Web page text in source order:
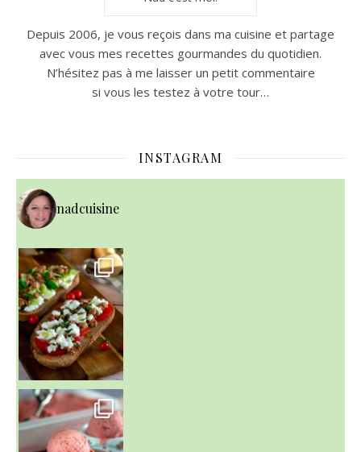
Depuis 2006, je vous reçois dans ma cuisine et partage
avec vous mes recettes gourmandes du quotidien.
N’hésitez pas à me laisser un petit commentaire
si vous les testez à votre tour…
INSTAGRAM
nadcuisine
~ NICE CREAM À LA FRAISE ~
Presque un mois que